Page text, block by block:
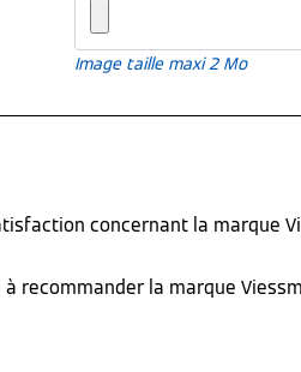
Image taille maxi 2 Mo
concernant la marque
à recommander la marque